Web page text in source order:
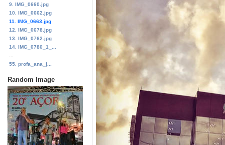
9. IMG_0660.jpg
10. IMG_0662.jpg
11. IMG_0663.jpg
12. IMG_0678.jpg
13. IMG_0762.jpg
14. IMG_0780_1_...
55. profa_ana_j...
Random Image